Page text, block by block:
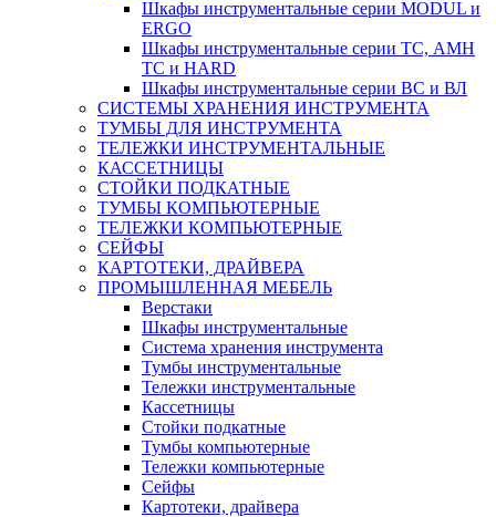
Шкафы инструментальные серии MODUL и
ERGO
Шкафы инструментальные серии ТС, АМН
ТС и HARD
Шкафы инструментальные серии ВС и ВЛ
СИСТЕМЫ ХРАНЕНИЯ ИНСТРУМЕНТА
ТУМБЫ ДЛЯ ИНСТРУМЕНТА
ТЕЛЕЖКИ ИНСТРУМЕНТАЛЬНЫЕ
КАССЕТНИЦЫ
СТОЙКИ ПОДКАТНЫЕ
ТУМБЫ КОМПЬЮТЕРНЫЕ
ТЕЛЕЖКИ КОМПЬЮТЕРНЫЕ
СЕЙФЫ
КАРТОТЕКИ, ДРАЙВЕРА
ПРОМЫШЛЕННАЯ МЕБЕЛЬ
Верстаки
Шкафы инструментальные
Система хранения инструмента
Тумбы инструментальные
Тележки инструментальные
Кассетницы
Стойки подкатные
Тумбы компьютерные
Тележки компьютерные
Сейфы
Картотеки, драйвера